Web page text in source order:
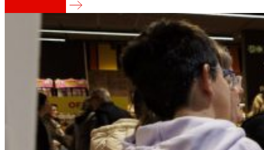
Así somos
Todo o noso ADN: unha viaxe pola misión, a
Cooperativa
Somos por e para as persoas. Descubre a